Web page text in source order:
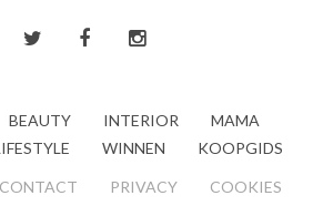
BEAUTY INTERIOR
MAMA
WINNEN KOOPGIDS
CONTACT PRIVACY COOKIES